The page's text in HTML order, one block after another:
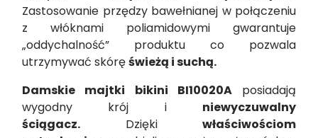
Zastosowanie przędzy bawełnianej w połączeniu
z włóknami poliamidowymi gwarantuje
„oddychalność” produktu co pozwala
utrzymywać skóręświeżą i suchą.
Damskie majtki bikini BI10020Aposiadają
wygodny krój i niewyczuwalny
ściągacz. Dzięki właściwościom